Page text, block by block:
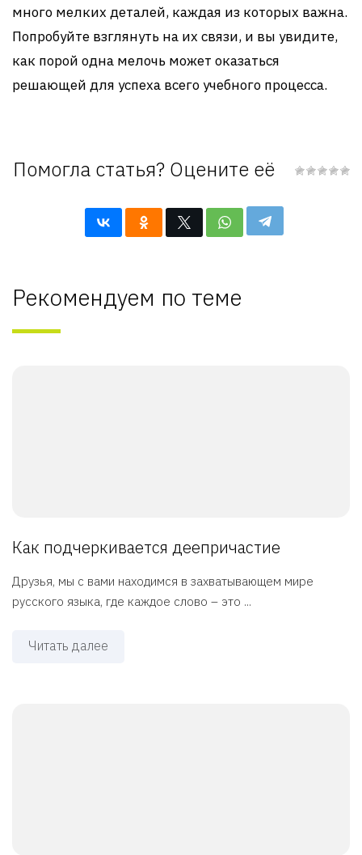
много мелких деталей, каждая из которых важна.
Попробуйте взглянуть на их связи, и вы увидите,
как порой одна мелочь может оказаться
решающей для успеха всего учебного процесса.
Помогла статья? Оцените её
Рекомендуем по теме
Как подчеркивается деепричастие
Друзья, мы с вами находимся в захватывающем мире
русского языка, где каждое слово – это ...
Читать далее